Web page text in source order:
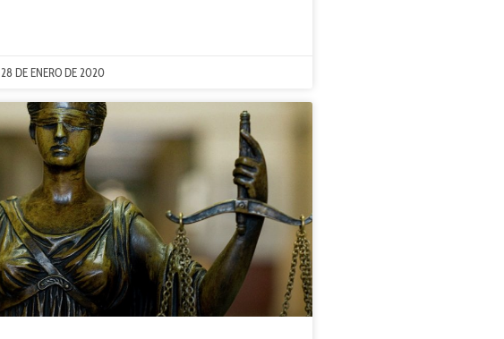
28 DE ENERO DE 2020